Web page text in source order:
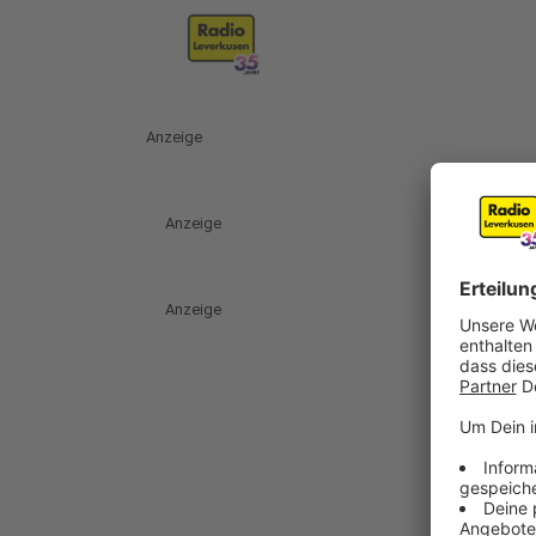
Anzeige
Anzeige
Anzeige